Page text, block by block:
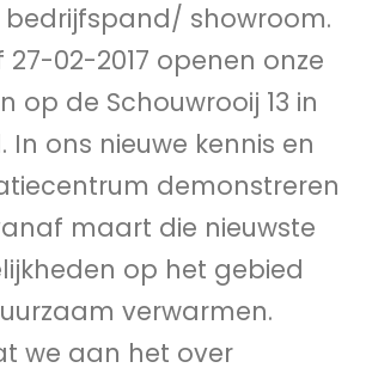
bedrijfspand/ showroom.
02-2017 openen onze
op de Schouwrooij 13 in
In ons nieuwe kennis en
demonstreren
maart die nieuwste
op het gebied
verwarmen.
we aan het over